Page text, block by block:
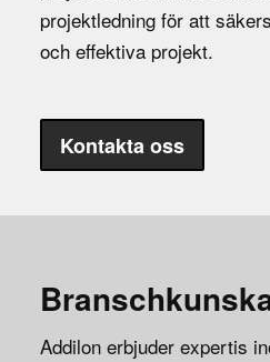
projektledning för att
och effektiva projekt.
Kontakta oss
Addilon erbjuder expertis